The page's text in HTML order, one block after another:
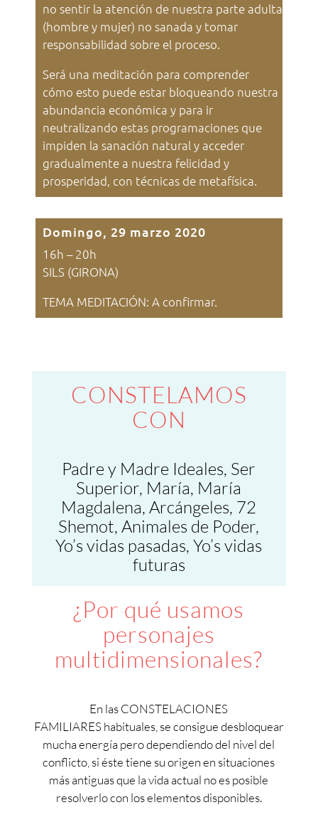
no sentir la atención de nuestra parte adulta
(hombre y mujer) no sanada y tomar
responsabilidad sobre el proceso.
Será una meditación para comprender
cómo esto puede estar bloqueando nuestra
abundancia económica y para ir
neutralizando estas programaciones que
impiden la sanación natural y acceder
gradualmente a nuestra felicidad y
prosperidad, con técnicas de metafísica.
Domingo, 29 marzo 2020
16h – 20h
SILS (GIRONA)
TEMA MEDITACIÓN: A confirmar.
CONSTELAMOS
CON
Padre y Madre Ideales, Ser
Superior, María, María
Magdalena, Arcángeles, 72
Shemot, Animales de Poder,
Yo’s vidas pasadas, Yo’s vidas
futuras
¿Por qué usamos
personajes
multidimensionales?
En las CONSTELACIONES
FAMILIARES habituales, se consigue desbloquear
mucha energía pero dependiendo del nivel del
conflicto, si éste tiene su origen en situaciones
más antiguas que la vida actual no es posible
resolverlo con los elementos disponibles.